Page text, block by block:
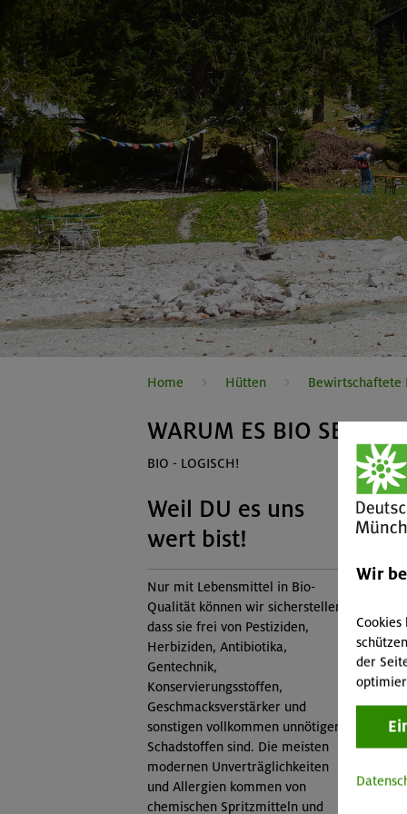
Home Hütten Bewirtschaftete
WARUM ES BIO SEIN
BIO - LOGISCH!
Weil DU es uns
wert bist!
Nur mit Lebensmittel in Bio-
Qualität können wir sicherstellen,
dass sie frei von Pestiziden,
Herbiziden, Antibiotika,
Gentechnik,
Konservierungsstoffen,
Geschmacksverstärker und
sonstigen vollkommen unnötigen
Schadstoffen sind. Die meisten
modernen Unverträglichkeiten
und Allergien kommen von
chemischen Spritzmitteln und
Wir
der